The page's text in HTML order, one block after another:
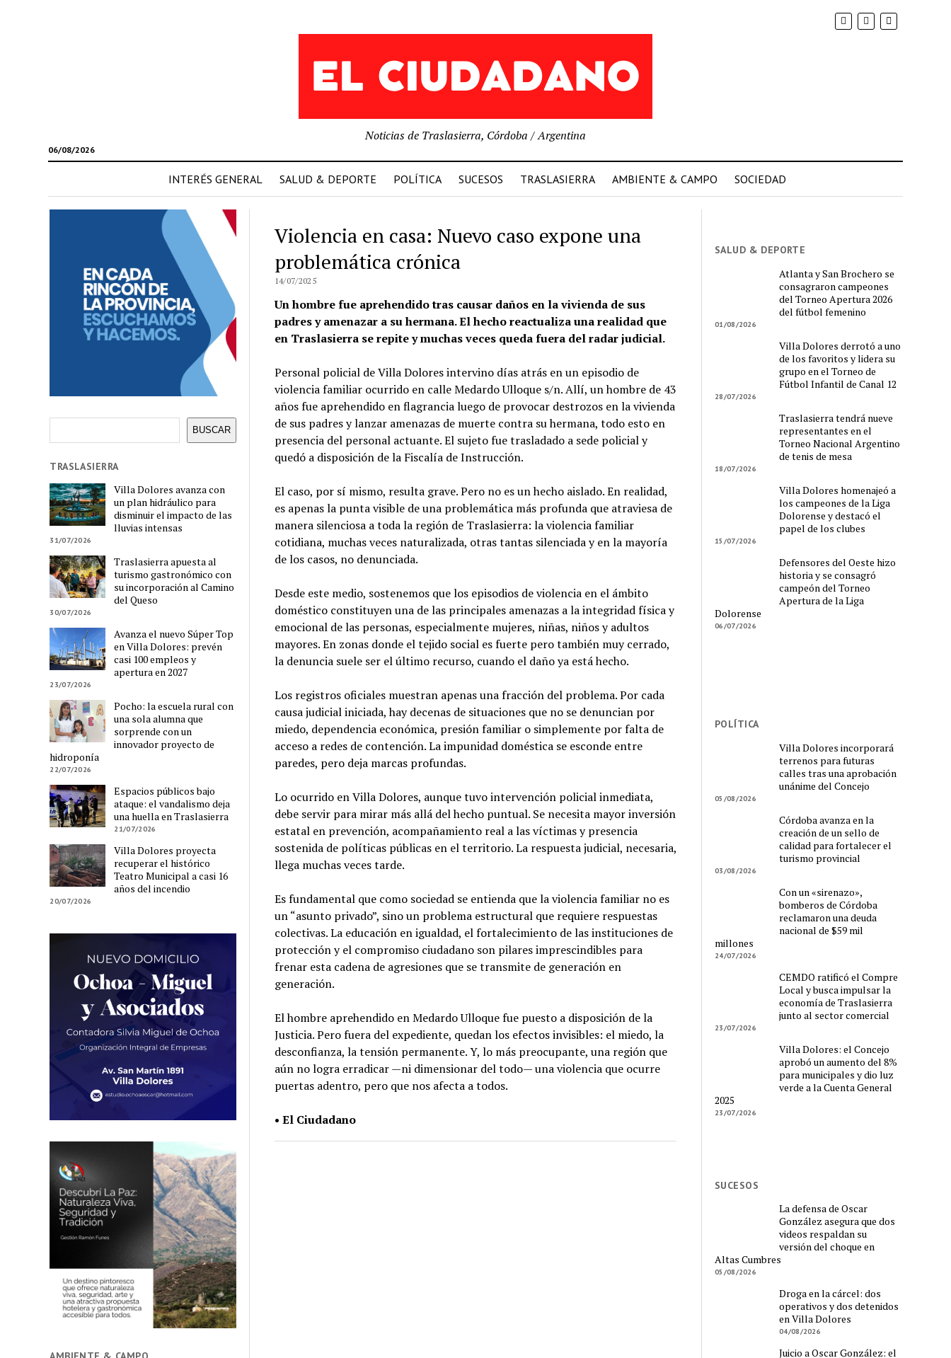
06/08/2026
Noticias de Traslasierra, Córdoba / Argentina
INTERÉS GENERAL SALUD & DEPORTE POLÍTICA SUCESOS TRASLASIERRA AMBIENTE & CAMPO SOCIEDAD
BUSCAR
TRASLASIERRA
Villa Dolores avanza con
un plan hidráulico para
disminuir el impacto de las
lluvias intensas
31/07/2026
Traslasierra apuesta al
turismo gastronómico con
su incorporación al Camino
del Queso
30/07/2026
Avanza el nuevo Súper Top
en Villa Dolores: prevén
casi 100 empleos y
apertura en 2027
23/07/2026
Pocho: la escuela rural con
una sola alumna que
sorprende con un
innovador proyecto de
hidroponía
22/07/2026
Espacios públicos bajo
ataque: el vandalismo deja
una huella en Traslasierra
21/07/2026
Villa Dolores proyecta
recuperar el histórico
Teatro Municipal a casi 16
años del incendio
20/07/2026
Violencia en casa: Nuevo caso expone una
problemática crónica
14/07/2025
Un hombre fue aprehendido tras causar daños en la vivienda de sus
padres y amenazar a su hermana. El hecho reactualiza una realidad que
en Traslasierra se repite y muchas veces queda fuera del radar judicial.
Personal policial de Villa Dolores intervino días atrás en un episodio de
violencia familiar ocurrido en calle Medardo Ulloque s/n. Allí, un hombre de 43
años fue aprehendido en flagrancia luego de provocar destrozos en la vivienda
de sus padres y lanzar amenazas de muerte contra su hermana, todo esto en
presencia del personal actuante. El sujeto fue trasladado a sede policial y
quedó a disposición de la Fiscalía de Instrucción.
El caso, por sí mismo, resulta grave. Pero no es un hecho aislado. En realidad,
es apenas la punta visible de una problemática más profunda que atraviesa de
manera silenciosa a toda la región de Traslasierra: la violencia familiar
cotidiana, muchas veces naturalizada, otras tantas silenciada y en la mayoría
de los casos, no denunciada.
Desde este medio, sostenemos que los episodios de violencia en el ámbito
doméstico constituyen una de las principales amenazas a la integridad física y
emocional de las personas, especialmente mujeres, niñas, niños y adultos
mayores. En zonas donde el tejido social es fuerte pero también muy cerrado,
la denuncia suele ser el último recurso, cuando el daño ya está hecho.
Los registros oficiales muestran apenas una fracción del problema. Por cada
causa judicial iniciada, hay decenas de situaciones que no se denuncian por
miedo, dependencia económica, presión familiar o simplemente por falta de
acceso a redes de contención. La impunidad doméstica se esconde entre
paredes, pero deja marcas profundas.
Lo ocurrido en Villa Dolores, aunque tuvo intervención policial inmediata,
debe servir para mirar más allá del hecho puntual. Se necesita mayor inversión
estatal en prevención, acompañamiento real a las víctimas y presencia
sostenida de políticas públicas en el territorio. La respuesta judicial, necesaria,
llega muchas veces tarde.
Es fundamental que como sociedad se entienda que la violencia familiar no es
un “asunto privado”, sino un problema estructural que requiere respuestas
colectivas. La educación en igualdad, el fortalecimiento de las instituciones de
protección y el compromiso ciudadano son pilares imprescindibles para
frenar esta cadena de agresiones que se transmite de generación en
generación.
El hombre aprehendido en Medardo Ulloque fue puesto a disposición de la
Justicia. Pero fuera del expediente, quedan los efectos invisibles: el miedo, la
desconfianza, la tensión permanente. Y, lo más preocupante, una región que
aún no logra erradicar —ni dimensionar del todo— una violencia que ocurre
puertas adentro, pero que nos afecta a todos.
• El Ciudadano
SALUD & DEPORTE
Atlanta y San Brochero se
consagraron campeones
del Torneo Apertura 2026
del fútbol femenino
01/08/2026
Villa Dolores derrotó a uno
de los favoritos y lidera su
grupo en el Torneo de
Fútbol Infantil de Canal 12
28/07/2026
Traslasierra tendrá nueve
representantes en el
Torneo Nacional Argentino
de tenis de mesa
18/07/2026
Villa Dolores homenajeó a
los campeones de la Liga
Dolorense y destacó el
papel de los clubes
15/07/2026
Defensores del Oeste hizo
historia y se consagró
campeón del Torneo
Apertura de la Liga
Dolorense
06/07/2026
POLÍTICA
Villa Dolores incorporará
terrenos para futuras
calles tras una aprobación
unánime del Concejo
05/08/2026
Córdoba avanza en la
creación de un sello de
calidad para fortalecer el
turismo provincial
03/08/2026
Con un «sirenazo»,
bomberos de Córdoba
reclamaron una deuda
nacional de $59 mil
millones
24/07/2026
CEMDO ratificó el Compre
Local y busca impulsar la
economía de Traslasierra
junto al sector comercial
23/07/2026
Villa Dolores: el Concejo
aprobó un aumento del 8%
para municipales y dio luz
verde a la Cuenta General
2025
23/07/2026
SUCESOS
La defensa de Oscar
González asegura que dos
videos respaldan su
versión del choque en
Altas Cumbres
05/08/2026
Droga en la cárcel: dos
operativos y dos detenidos
en Villa Dolores
04/08/2026
Juicio a Oscar González: el